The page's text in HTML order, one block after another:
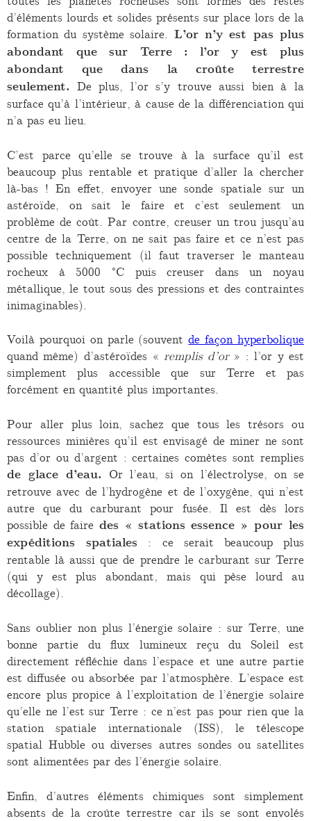
d’éléments lourds et solides présents sur place lors de la
formation du système solaire. L’or n’y est pas plus
abondant que sur Terre : l’or y est plus
abondant que dans la croûte terrestre
seulement. De plus, l’or s’y trouve aussi bien à la
surface qu’à l’intérieur, à cause de la différenciation qui
n’a pas eu lieu.
C’est parce qu’elle se trouve à la surface qu’il est
beaucoup plus rentable et pratique d’aller la chercher
là-bas ! En effet, envoyer une sonde spatiale sur un
astéroïde, on sait le faire et c’est seulement un
problème de coût. Par contre, creuser un trou jusqu’au
centre de la Terre, on ne sait pas faire et ce n’est pas
possible techniquement (il faut traverser le manteau
rocheux à 5000 °C puis creuser dans un noyau
métallique, le tout sous des pressions et des contraintes
inimaginables).
Voilà pourquoi on parle (souventde façon hyperbolique
quand même) d’astéroïdes « remplis d’or» : l’or y est
simplement plus accessible que sur Terre et pas
forcément en quantité plus importantes.
Pour aller plus loin, sachez que tous les trésors ou
ressources minières qu’il est envisagé de miner ne sont
pas d’or ou d’argent : certaines comètes sont remplies
de glace d’eau. Or l’eau, si on l’électrolyse, on se
retrouve avec de l’hydrogène et de l’oxygène, qui n’est
autre que du carburant pour fusée. Il est dès lors
possible de faire des « stations essence » pour les
expéditions spatiales : ce serait beaucoup plus
rentable là aussi que de prendre le carburant sur Terre
(qui y est plus abondant, mais qui pèse lourd au
décollage).
Sans oublier non plus l’énergie solaire : sur Terre, une
bonne partie du flux lumineux reçu du Soleil est
directement réfléchie dans l’espace et une autre partie
est diffusée ou absorbée par l’atmosphère. L’espace est
encore plus propice à l’exploitation de l’énergie solaire
qu’elle ne l’est sur Terre : ce n’est pas pour rien que la
station spatiale internationale (ISS), le télescope
spatial Hubble ou diverses autres sondes ou satellites
sont alimentées par des l’énergie solaire.
Enfin, d’autres éléments chimiques sont simplement
absents de la croûte terrestre car ils se sont envolés